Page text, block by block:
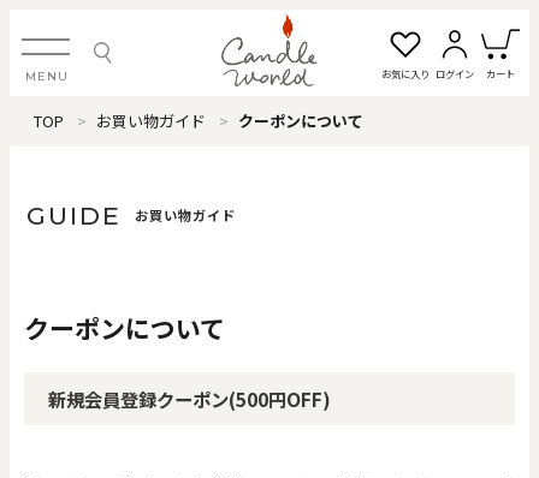
MENU お気に入り ログイン カート
ログイン・新規会員登録
すべてのアイテム
カテゴリから探す
TOP お買い物ガイド クーポンについて
GUIDE お買い物ガイド
クーポンについて
新規会員登録クーポン(500円OFF)